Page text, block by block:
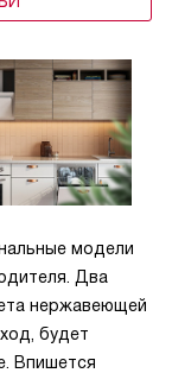
модели
Два
нержавеющей
будет
Впишется